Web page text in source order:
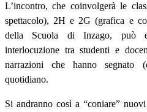
L’incontro, che coinvolgerà le
spettacolo), 2H e 2G (grafica e
della Scuola di Inzago, può
interlocuzione tra studenti e
narrazioni che hanno segnato
quotidiano.
Si andranno così a “coniare”